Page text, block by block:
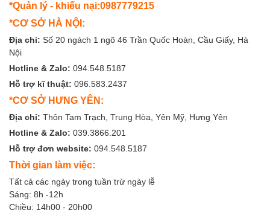
*Quản lý - khiếu nại:0987779215
*CƠ SỞ HÀ NỘI:
Địa chỉ: Số 20 ngách 1 ngõ 46 Trần Quốc Hoàn, Cầu Giấy, Hà
Nội
Hotline & Zalo: 094.548.5187
Hỗ trợ kĩ thuật: 096.583.2437
*CƠ SỞ HƯNG YÊN:
Địa chỉ: Thôn Tam Trạch, Trung Hòa, Yên Mỹ, Hưng Yên
Hotline & Zalo: 039.3866.201
Hỗ trợ đơn website: 094.548.5187
Thời gian làm việc:
Tất cả các ngày trong tuần trừ ngày lễ
Sáng: 8h -12h
Chiều: 14h00 - 20h00